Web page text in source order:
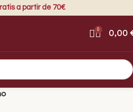
a partir de 70€
0 0,00